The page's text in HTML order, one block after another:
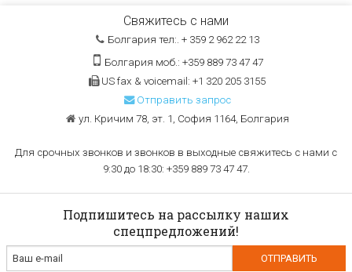
Свяжитесь с нами
Болгария тел:. + 359 2 962 22 13
Болгария моб.: +359 889 73 47 47
US fax & voicemail: +1 320 205 3155
Отправить запрос
ул. Кричим 78, эт. 1, София 1164, Болгария
Для срочных звонков и звонков в выходные свяжитесь с нами с
9:30 до 18:30: +359 889 73 47 47.
Подпишитесь на рассылку наших
спецпредложений!